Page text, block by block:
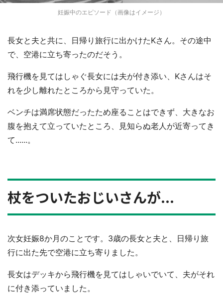
妊娠中のエピソード（画像はイメージ）
長女と夫と共に、日帰り旅行に出かけたKさん。その途中
で、空港に立ち寄ったのだそう。
飛行機を見てはしゃぐ長女には夫が付き添い、Kさんはそ
れを少し離れたところから見守っていた。
ベンチは満席状態だったため座ることはできず、大きなお
腹を抱えて立っていたところ、見知らぬ老人が近寄ってき
て......。
杖をついたおじいさんが...
次女妊娠8か月のことです。3歳の長女と夫と、日帰り旅
行に出た先で空港に立ち寄りました。
長女はデッキから飛行機を見てはしゃいでいて、夫がそれ
に付き添っていました。